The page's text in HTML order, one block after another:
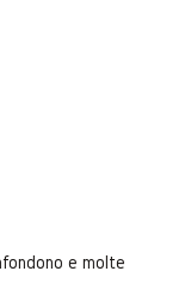
e molte